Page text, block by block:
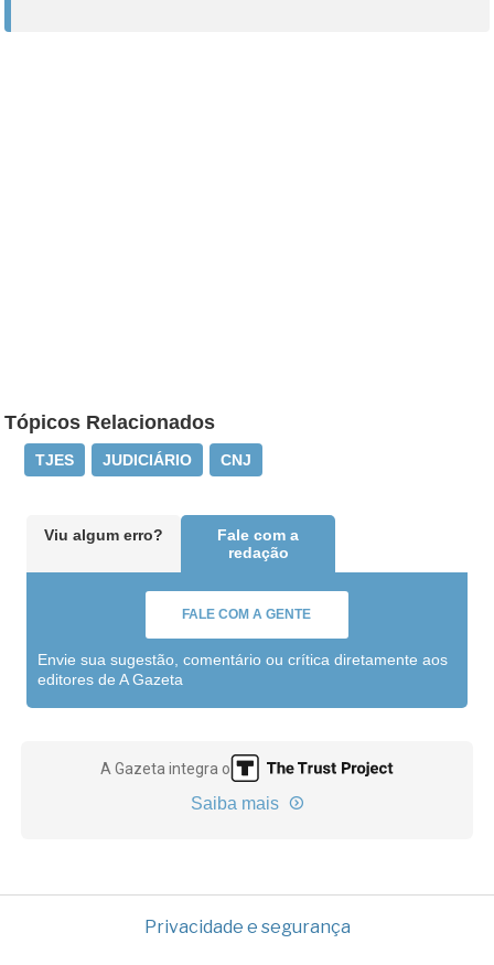
Tópicos Relacionados
TJES JUDICIÁRIO CNJ
Viu algum erro?
Fale com a
redação
FALE COM A GENTE
Envie sua sugestão, comentário ou crítica diretamente aos
editores de A Gazeta
A Gazeta integra o
Saiba mais
Privacidade e segurança